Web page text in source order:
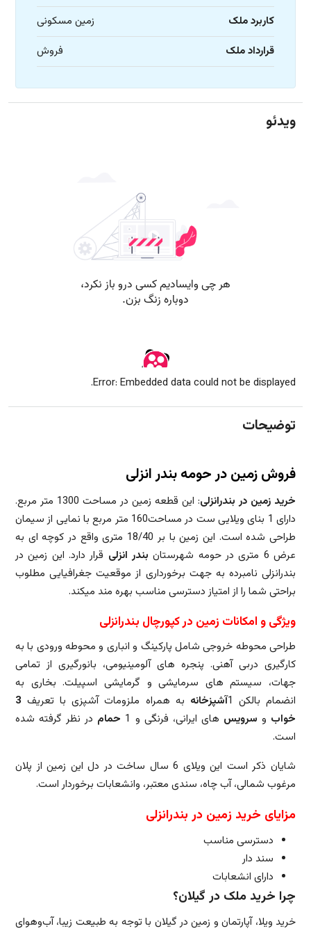
کاربرد ملک
زمین مسکونی
قرارداد ملک
فروش
ویدئو
Error: Embedded data could not be displayed.
توضیحات
فروش زمین در حومه بندر انزلی
خرید زمین در بندرانزلی
: این قطعه زمین در مساحت 1300 متر مربع.
دارای 1 بنای ویلایی ست در مساحت160 متر مربع با نمایی از سیمان
طراحی شده است. این زمین با بر 18/40 متری واقع در کوچه ای به
عرض 6 متری در حومه شهرستان
بندر انزلی قرار دارد. این زمین در
بندرانزلی نامبرده به جهت برخورداری از موقعیت جغرافیایی مطلوب
براحتی شما را از امتیاز دسترسی مناسب بهره مند میکند.
ویژگی و امکانات زمین در کپورچال بندرانزلی
طراحی محوطه خروجی شامل پارکینگ و انباری و محوطه ورودی با به
کارگیری دربی آهنی. پنجره های آلومینیومی، بانورگیری از تمامی
جهات، سیستم های سرمایشی و گرمایشی اسپیلت. بخاری به
انضمام بالکن 1
آشپزخانه به همراه ملزومات آشپزی با تعریف 3
خواب و سرویس های ایرانی، فرنگی و 1 حمام در نظر گرفته شده
است.
شایان ذکر است این ویلای 6 سال ساخت در دل این زمین از پلان
مرغوب شمالی، آب چاه، سندی معتبر، وانشعابات برخوردار است.
مزایای خرید زمین در بندرانزلی
دسترسی مناسب
سند دار
دارای انشعابات
چرا خرید ملک در گیلان؟
خرید ویلا، آپارتمان و زمین در گیلان با توجه به طبیعت زیبا، آب‌وهوای